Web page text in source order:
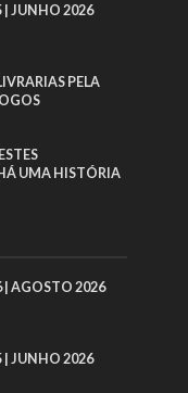
| JUNHO 2026
PELA
UMA HISTÓRIA
| AGOSTO 2026
| JUNHO 2026